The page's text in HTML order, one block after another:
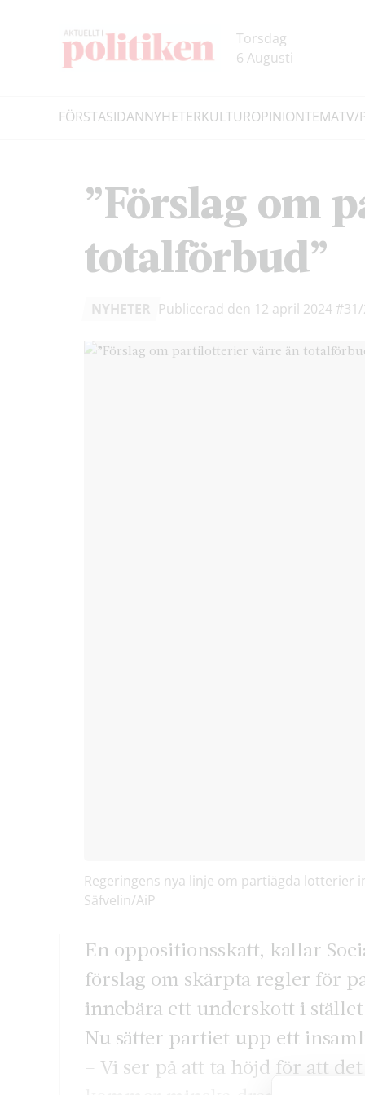
Torsdag
6 Augusti
FÖRSTASIDANNYHETERKULTUROPINIONTEMATV/
”Förslag om
totalförbud”
NYHETER Publicerad den 12 april 2024
Regeringens nya linje om partiägda lotterier
Säfvelin/AiP
En oppositionsskatt, kallar
förslag om skärpta regler för
innebära ett underskott i
Nu sätter partiet upp ett
– Vi ser på att ta höjd för att